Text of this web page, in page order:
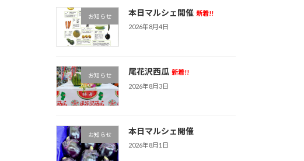
お知らせ 本日マルシェ開催 新着!!
2026年8月4日
お知らせ 尾花沢西瓜 新着!!
2026年8月3日
お知らせ 本日マルシェ開催
2026年8月1日